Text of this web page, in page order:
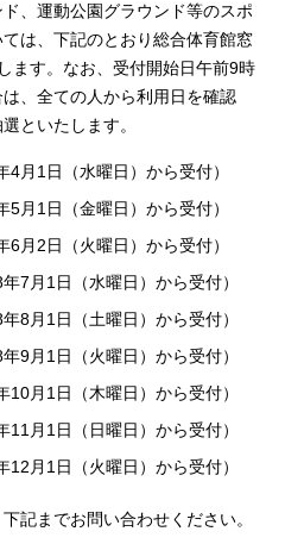
、運動公園グラウンド等のスポ
は、下記のとおり総合体育館窓
ます。なお、受付開始日午前9時
、全ての人から利用日を確認
といたします。
月1日（水曜日）から受付）
月1日（金曜日）から受付）
月2日（火曜日）から受付）
7月1日（水曜日）から受付）
8月1日（土曜日）から受付）
9月1日（火曜日）から受付）
月1日（木曜日）から受付）
月1日（日曜日）から受付）
月1日（火曜日）から受付）
記までお問い合わせください。